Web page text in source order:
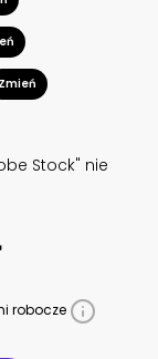
Zmień
Stock" nie
robocze